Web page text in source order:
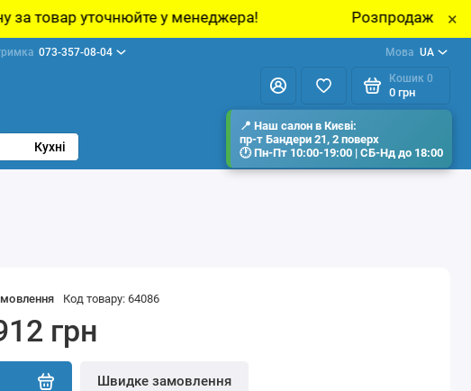
у менеджера! Розпродаж виставкових зразків×
073-357-08-04 Мова UA
Кошик 0
0 грн
Кухні
Код товару: 64086
грн
Швидке замовлення